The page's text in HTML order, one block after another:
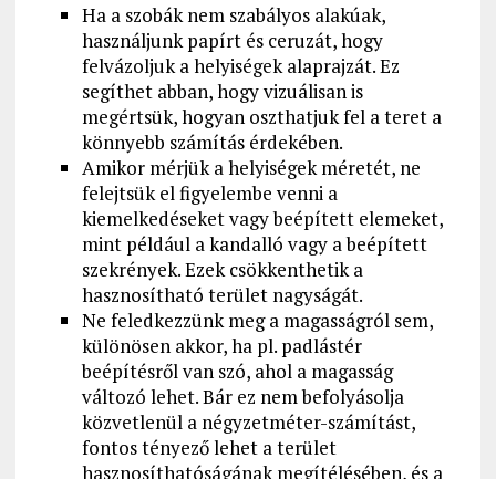
Ha a szobák nem szabályos alakúak,
használjunk papírt és ceruzát, hogy
felvázoljuk a helyiségek alaprajzát. Ez
segíthet abban, hogy vizuálisan is
megértsük, hogyan oszthatjuk fel a teret a
könnyebb számítás érdekében.
Amikor mérjük a helyiségek méretét, ne
felejtsük el figyelembe venni a
kiemelkedéseket vagy beépített elemeket,
mint például a kandalló vagy a beépített
szekrények. Ezek csökkenthetik a
hasznosítható terület nagyságát.
Ne feledkezzünk meg a magasságról sem,
különösen akkor, ha pl. padlástér
beépítésről van szó, ahol a magasság
változó lehet. Bár ez nem befolyásolja
közvetlenül a négyzetméter-számítást,
fontos tényező lehet a terület
hasznosíthatóságának megítélésében, és a